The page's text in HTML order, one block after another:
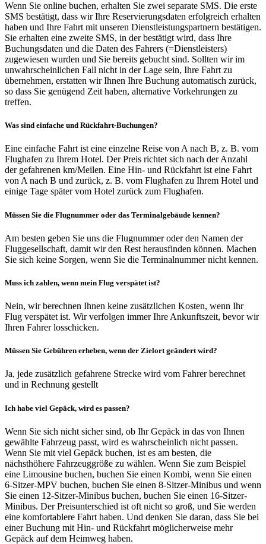
Wenn Sie online buchen, erhalten Sie zwei separate SMS. Die erste
SMS bestätigt, dass wir Ihre Reservierungsdaten erfolgreich erhalten
haben und Ihre Fahrt mit unseren Dienstleistungspartnern bestätigen.
Sie erhalten eine zweite SMS, in der bestätigt wird, dass Ihre
Buchungsdaten und die Daten des Fahrers (=Dienstleisters)
zugewiesen wurden und Sie bereits gebucht sind. Sollten wir im
unwahrscheinlichen Fall nicht in der Lage sein, Ihre Fahrt zu
übernehmen, erstatten wir Ihnen Ihre Buchung automatisch zurück,
so dass Sie genügend Zeit haben, alternative Vorkehrungen zu
treffen.
Was sind einfache und Rückfahrt-Buchungen?
Eine einfache Fahrt ist eine einzelne Reise von A nach B, z. B. vom
Flughafen zu Ihrem Hotel. Der Preis richtet sich nach der Anzahl
der gefahrenen km/Meilen. Eine Hin- und Rückfahrt ist eine Fahrt
von A nach B und zurück, z. B. vom Flughafen zu Ihrem Hotel und
einige Tage später vom Hotel zurück zum Flughafen.
Müssen Sie die Flugnummer oder das Terminalgebäude kennen?
Am besten geben Sie uns die Flugnummer oder den Namen der
Fluggesellschaft, damit wir den Rest herausfinden können. Machen
Sie sich keine Sorgen, wenn Sie die Terminalnummer nicht kennen.
Muss ich zahlen, wenn mein Flug verspätet ist?
Nein, wir berechnen Ihnen keine zusätzlichen Kosten, wenn Ihr
Flug verspätet ist. Wir verfolgen immer Ihre Ankunftszeit, bevor wir
Ihren Fahrer losschicken.
Müssen Sie Gebühren erheben, wenn der Zielort geändert wird?
Ja, jede zusätzlich gefahrene Strecke wird vom Fahrer berechnet
und in Rechnung gestellt
Ich habe viel Gepäck, wird es passen?
Wenn Sie sich nicht sicher sind, ob Ihr Gepäck in das von Ihnen
gewählte Fahrzeug passt, wird es wahrscheinlich nicht passen.
Wenn Sie mit viel Gepäck buchen, ist es am besten, die
nächsthöhere Fahrzeuggröße zu wählen. Wenn Sie zum Beispiel
eine Limousine buchen, buchen Sie einen Kombi, wenn Sie einen
6-Sitzer-MPV buchen, buchen Sie einen 8-Sitzer-Minibus und wenn
Sie einen 12-Sitzer-Minibus buchen, buchen Sie einen 16-Sitzer-
Minibus. Der Preisunterschied ist oft nicht so groß, und Sie werden
eine komfortablere Fahrt haben. Und denken Sie daran, dass Sie bei
einer Buchung mit Hin- und Rückfahrt möglicherweise mehr
Gepäck auf dem Heimweg haben.